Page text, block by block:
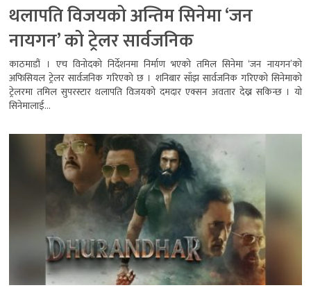
थलापति विजयको अन्तिम सिनेमा ‘जन
नायगन’ को ट्रेलर सार्वजनिक
काठमाडौं । एच विनोदको निर्देशनमा निर्माण भएको तमिल सिनेमा ‘जन नायगन’को
अफिसियल ट्रेलर सार्वजनिक गरिएको छ । शनिबार साँझ सार्वजनिक गरिएको सिनेमाको
ट्रेलरमा तमिल सुपरस्टार थलापति विजयको दमदार एक्सन अवतार देख्न सकिन्छ । यो
सिनेमालाई...